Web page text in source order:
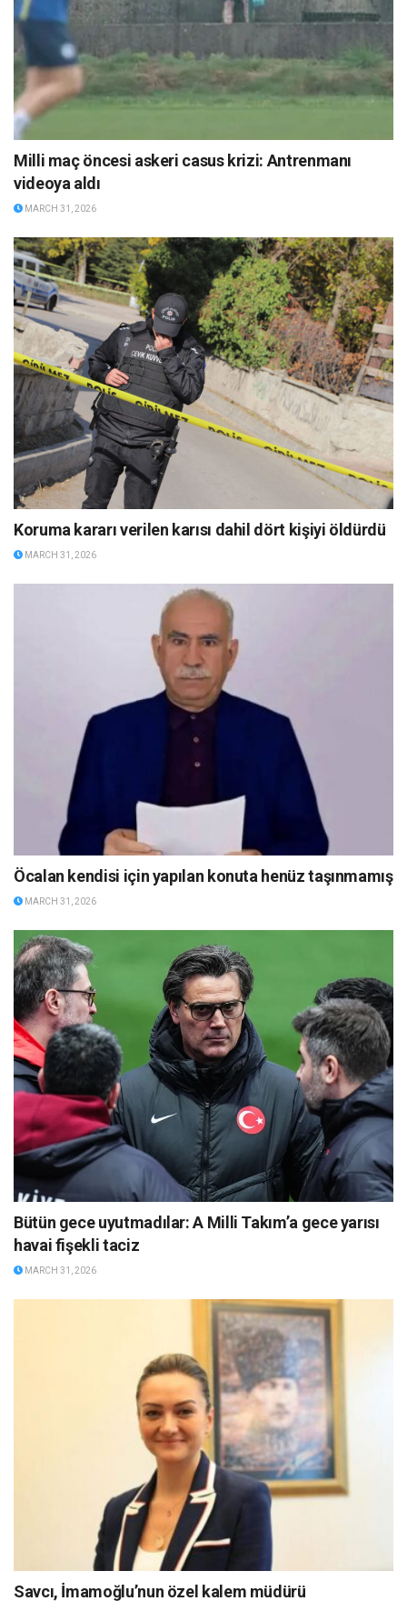
Milli maç öncesi askeri casus krizi: Antrenmanı
videoya aldı
MARCH 31, 2026
Koruma kararı verilen karısı dahil dört kişiyi öldürdü
MARCH 31, 2026
Öcalan kendisi için yapılan konuta henüz taşınmamış
MARCH 31, 2026
Bütün gece uyutmadılar: A Milli Takım’a gece yarısı
havai fişekli taciz
MARCH 31, 2026
Savcı, İmamoğlu’nun özel kalem müdürü